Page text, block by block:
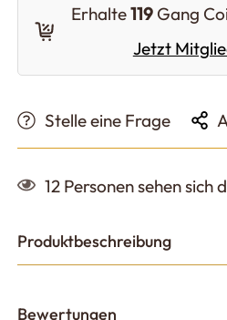
Erhalte119Gang
Jetzt
Stelle eine Frage
12Personen sehen sich
Produktbeschreibung
Bewertungen